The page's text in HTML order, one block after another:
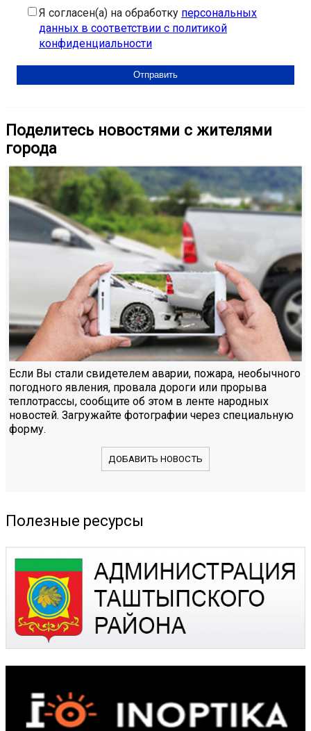
Я согласен(а) на обработку персональных
данных в соответствии с политикой
конфиденциальности
Поделитесь новостями с жителями
города
Если Вы стали свидетелем аварии, пожара, необычного
погодного явления, провала дороги или прорыва
теплотрассы, сообщите об этом в ленте народных
новостей. Загружайте фотографии через специальную
форму.
ДОБАВИТЬ НОВОСТЬ
Полезные ресурсы